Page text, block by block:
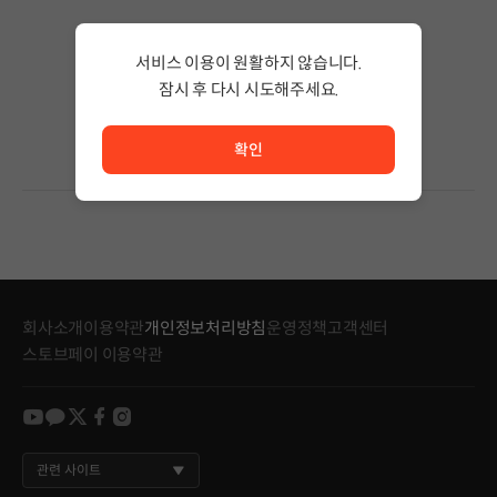
검색어의 단어 수를 줄이거나 필터조건을 변경하세요.
회사소개이용약관개인정보처리방침 운영정책고객센터
스토브페이 이용약관
youtube
kakao
twitter
facebook
instagram
관련 사이트
서비스 이용이 원활하지 않습니다.
잠시 후 다시 시도해주세요.
확인